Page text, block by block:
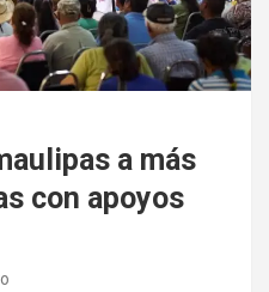
a más
con apoyos